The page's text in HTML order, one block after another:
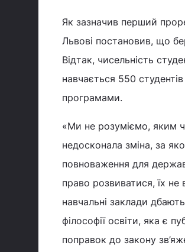
Як зазначив перший
Львові постановив, що
Відтак, чисельність
навчається 550
програмами.
«Ми не розуміємо, яким
недосконала зміна, за
повноваження для
право розвиватися, їх не
навчальні заклади
філософії освіти, яка є
поправок до закону